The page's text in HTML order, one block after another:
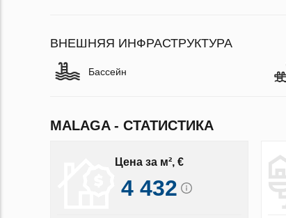
ВНЕШНЯЯ ИНФРАСТРУКТУРА
Бассейн
MALAGA - СТАТИСТИКА
Цена за м², €
4 432